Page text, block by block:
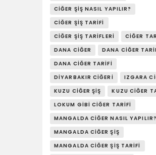
CIĞER ŞIŞ NASIL YAPILIR?
CIĞER ŞIŞ TARIFI
CIĞER ŞIŞ TARIFLERI
CIĞER
DANA CIĞER
DANA CIĞER
DANA CIĞER TARIFI
DIYARBAKIR CIĞERI
IZGARA
KUZU CIĞER ŞIŞ
KUZU CIĞER
LOKUM GIBI CIĞER TARIFI
MANGALDA CIĞER NASIL YAPILIR?
MANGALDA CIĞER ŞIŞ
MANGALDA CIĞER ŞIŞ TARIFI